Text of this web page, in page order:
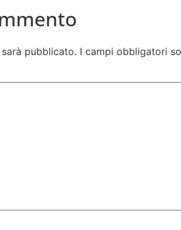
pubblicato. I campi obbligatori